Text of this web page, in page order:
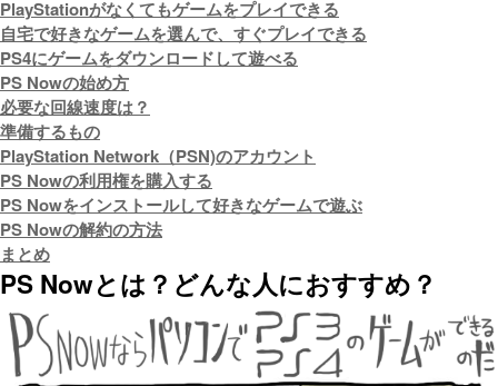
PlayStationがなくてもゲームをプレイできる
自宅で好きなゲームを選んで、すぐプレイできる
PS4にゲームをダウンロードして遊べる
PS Nowの始め方
必要な回線速度は？
準備するもの
PlayStation Network（PSN)のアカウント
PS Nowの利用権を購入する
PS Nowをインストールして好きなゲームで遊ぶ
PS Nowの解約の方法
まとめ
PS Nowとは？どんな人におすすめ？